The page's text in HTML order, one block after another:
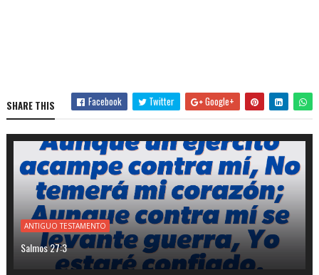
SHARE THIS Facebook Twitter Google+
ANTIGUO TESTAMENTO
Salmos 27:3